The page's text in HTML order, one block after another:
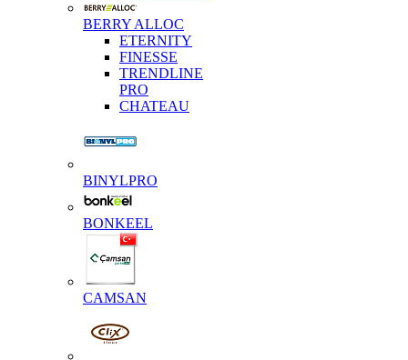
BERRY ALLOC
ETERNITY
FINESSE
TRENDLINE
PRO
CHATEAU
BINYLPRO
BONKEEL
CAMSAN